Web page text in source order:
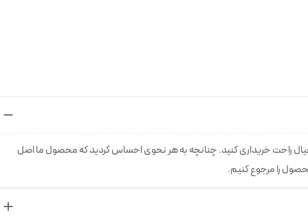
راحت خریداری کنید. چنانچه به هر نحوی احساس کردید که محصول ما اصل
را مرجوع کنیم.